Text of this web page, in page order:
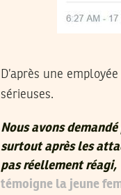
D’après une
sérieuses.
Nous avons
surtout après les
pas réellement réagi,
témoigne la jeune